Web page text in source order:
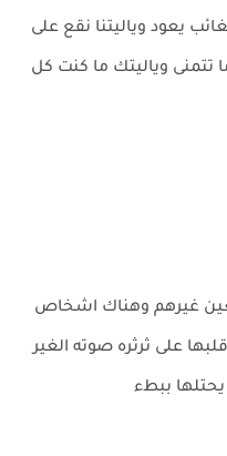
يعود وياليتنا نقع على
تتمنى وياليتك ما كنت كل
غيرهم وهناك اشخاص
على ثرثره صوته الغير
ببطء